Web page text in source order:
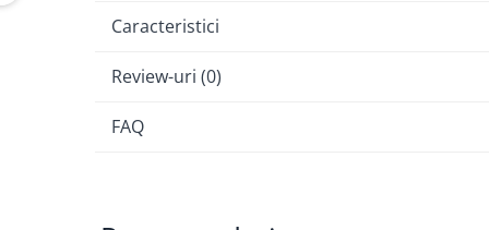
Caracteristici
Review-uri (0)
FAQ